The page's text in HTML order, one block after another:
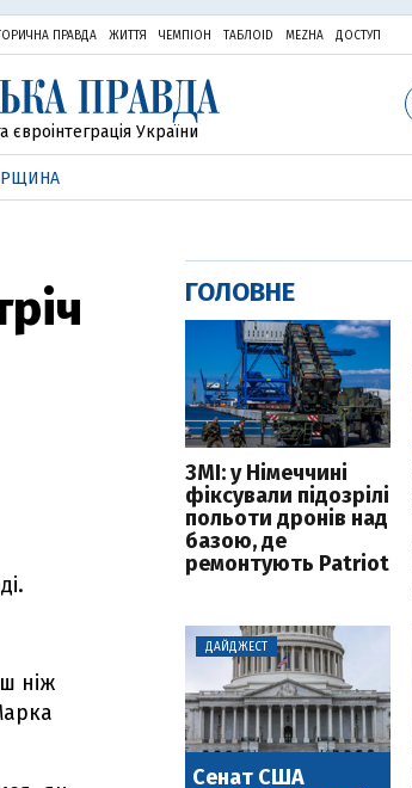
ПРАВДА ЖИТТЯ ЧЕМПІОН ТАБЛОID MEZHA ДОСТУП
України
ніж
ГОЛОВНЕ
ЗМІ: у Німеччині
фіксували підозрілі
польоти дронів над
базою, де
ремонтують Patriot
ДАЙДЖЕСТ
Сенат США